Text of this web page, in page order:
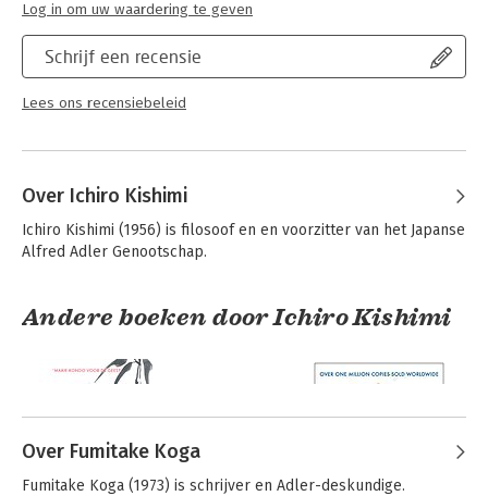
Schrijf een recensie
Lees ons recensiebeleid
Log in om uw waardering te geven
Over Ichiro Kishimi
Ichiro Kishimi (1956) is filosoof en en voorzitter van het Japanse
Alfred Adler Genootschap.
Andere boeken door Ichiro Kishimi
Over Fumitake Koga
Fumitake Koga (1973) is schrijver en Adler-deskundige.